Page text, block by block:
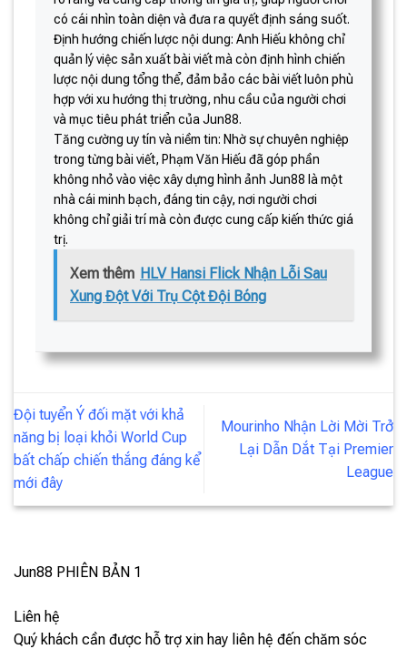
có cái nhìn toàn diện và đưa ra quyết định sáng suốt.
Định hướng chiến lược nội dung: Anh Hiếu không chỉ
quản lý việc sản xuất bài viết mà còn định hình chiến
lược nội dung tổng thể, đảm bảo các bài viết luôn phù
hợp với xu hướng thị trường, nhu cầu của người chơi
và mục tiêu phát triển của Jun88.
Tăng cường uy tín và niềm tin: Nhờ sự chuyên nghiệp
trong từng bài viết, Phạm Văn Hiếu đã góp phần
không nhỏ vào việc xây dựng hình ảnh Jun88 là một
nhà cái minh bạch, đáng tin cậy, nơi người chơi
không chỉ giải trí mà còn được cung cấp kiến thức giá
trị.
Xem thêm HLV Hansi Flick Nhận Lỗi Sau
Xung Đột Với Trụ Cột Đội Bóng
Đội tuyển Ý đối mặt với khả
năng bị loại khỏi World Cup
bất chấp chiến thắng đáng kể
mới đây
Mourinho Nhận Lời Mời Trở
Lại Dẫn Dắt Tại Premier
League
Jun88 PHIÊN BẢN 1
Liên hệ
Quý khách cần được hỗ trợ xin hay liên hệ đến chăm sóc